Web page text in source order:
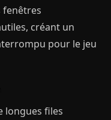
fenêtres
créant un
pour le jeu
longues files